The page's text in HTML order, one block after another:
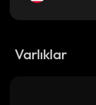
Varlıklar